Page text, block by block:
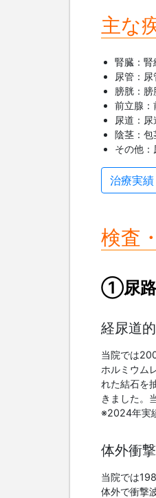
主な
腎臓：腎
尿管：
膀胱：
前立腺：
尿道：尿
陰茎：包
その他：
治療実績
検査
①尿路
経尿道
当院では
ホルミウム
れた結石を
きました。
※2024年実
体外衝
当院では
体外で衝撃